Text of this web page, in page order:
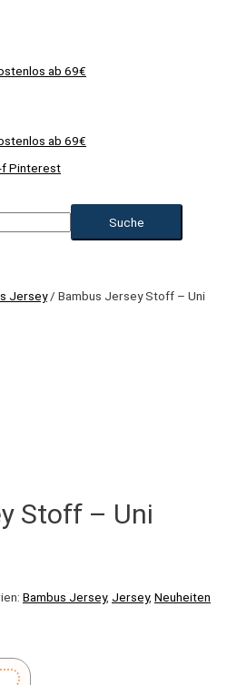
ab 69€
ab 69€
fPinterest
Jersey/ Bambus Jersey Stoff – Uni
Stoff – Uni
Bambus Jersey, Jersey, Neuheiten